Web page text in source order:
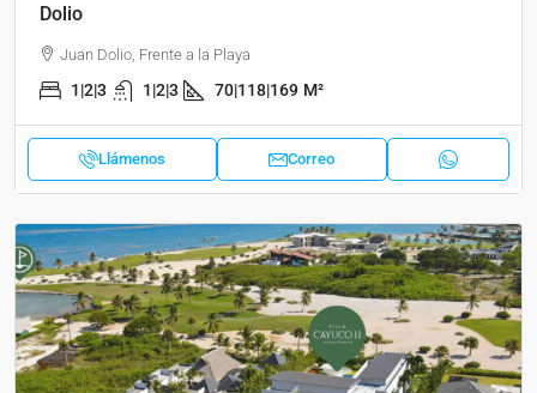
Dolio
Juan Dolio, Frente a la Playa
1|2|3 1|2|3 70|118|169 M²
Llámenos Correo